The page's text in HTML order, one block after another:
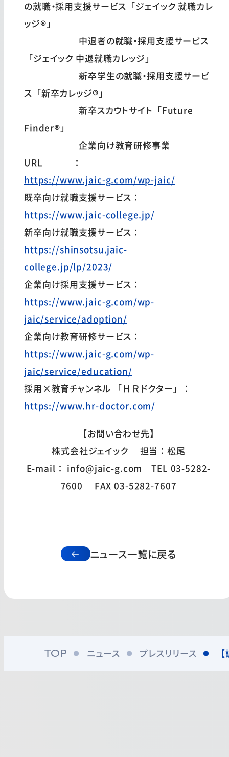
の就職・採用支援サービス「ジェイック 就職カレ
ッジ®」
中退者の就職・採用支援サービス
「ジェイック 中退就職カレッジ」
新卒学生の就職・採用支援サービ
ス「新卒カレッジ®」
新卒スカウトサイト「Future
Finder®」
企業向け教育研修事業
URL ：
https://www.jaic-g.com/wp-jaic/
既卒向け就職支援サービス：
https://www.jaic-college.jp/
新卒向け就職支援サービス：
https://shinsotsu.jaic-
college.jp/lp/2023/
企業向け採用支援サービス：
https://www.jaic-g.com/wp-
jaic/service/adoption/
企業向け教育研修サービス：
https://www.jaic-g.com/wp-
jaic/service/education/
採用×教育チャンネル 「ＨＲドクター」：
https://www.hr-doctor.com/
【お問い合わせ先】
株式会社ジェイック 担当：松尾
E-mail： info@jaic-g.com TEL 03-5282-
7600 FAX 03-5282-7607
ニュース一覧に戻る
TOP ニュース プレスリリース